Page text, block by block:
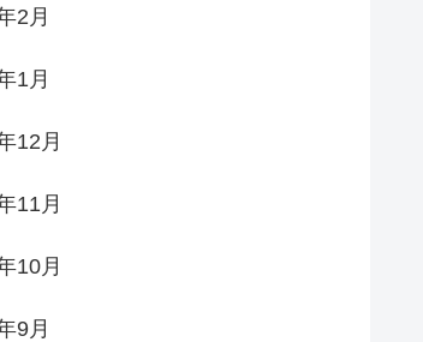
2月
1月
12月
11月
10月
9月